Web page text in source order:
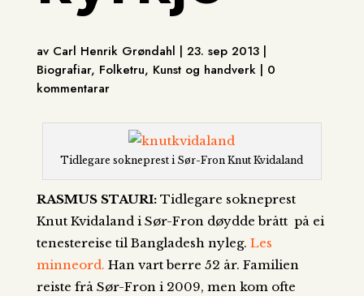
av Carl Henrik Grøndahl | 23. sep 2013 |
Biografiar, Folketru, Kunst og handverk | 0
kommentarar
Tidlegare sokneprest i Sør-Fron Knut Kvidaland
RASMUS STAURI:Tidlegare sokneprest
Knut Kvidaland i Sør-Fron døydde brått på ei
tenestereise til Bangladesh nyleg. Les
minneord. Han vart berre 52 år. Familien
reiste frå Sør-Fron i 2009, men kom ofte